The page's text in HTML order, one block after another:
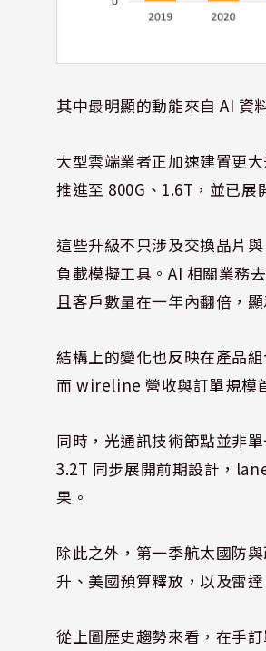
其中最明顯的動能來自 AI 資
大型雲端業者正加速建置更
推進至 800G、1.6T，並已展
這些升級不只涉及交換晶片
負載模擬工具。AI 相關業務
且客戶數量在一年內翻倍，
結構上的變化也反映在產品
而 wireline 營收與訂單規模
同時，光通訊技術節點並非
3.2T 同步展開前期設計，
果。
除此之外，第一季航太國防
升、美國預算釋放，以及雷
從上圖歷史趨勢來看，在手